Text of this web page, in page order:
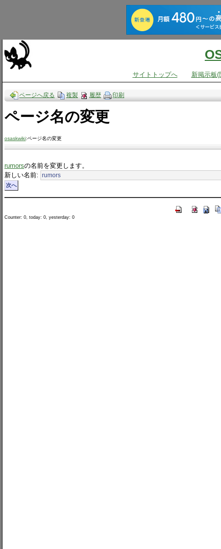
サイトトップへ 新掲示板(
ページへ戻る 複製 履歴 印刷
ページ名の変更
osaskwiki:ページ名の変更
rumorsの名前を変更します。
新しい名前:
Counter: 0, today: 0, yesterday: 0